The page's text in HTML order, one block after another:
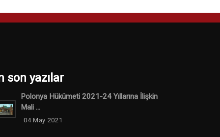
son yazılar
Polonya Hükümeti 2021-24 Yıllarına İlişkin
Mali ...
04 May 2021